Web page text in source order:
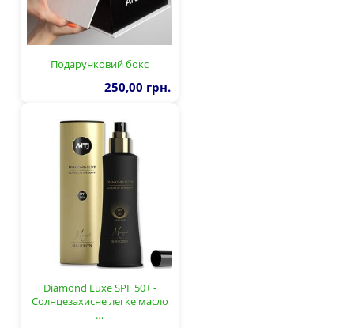
Подарунковий бокс
250,00 грн.
Diamond Luxe SPF 50+ -
Солнцезахисне легке масло
…